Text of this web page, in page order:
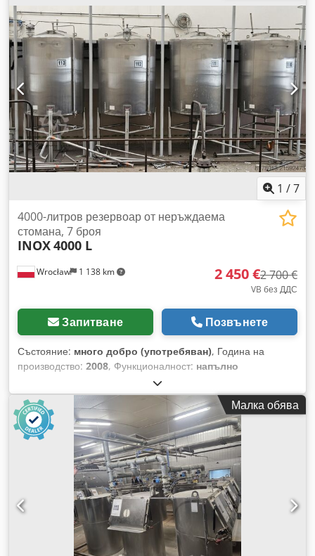
Aeck -Дълбочина: 310 мм -Брой: 1 брой в наличност -Цена:
за брой -Размери: 400/В310 мм -Тегло: 2,4 кг
1 /7
Wrocław 1 138 km
4000-литров резервоар от неръждаема
стомана, 7 броя
INOX4000 L
2 450 €2 700 €
VB без ДДС
Запитване Позвънете
Състояние: много добро (употребяван), Година на
производство: 2008, Функционалност: напълно
, капацитет на резервоар:
капацитет на резервоара:4 000 l, обща ширина:1 600 мм,
обща височина:3 500 мм
, материал на стената:
неръждаема стомана, диаметър на ревизионен отвор:
мм, местоположение на шахтата:Топ, Резервоар от
неръждаема стомана (Inox) – 4 000 л Наличност: 7 броя
Размери и подробности: Вариант 1 (2 броя): Диаметър: 180
см Височина: 250 см Вариант 2 (5 броя): Диаметър: 160 см
Височина: 360 см (възможно скъсяване до 300 см)
Допълнително оборудване: Филтър с пласти: Seitz Orion
40/60 – 2 броя Dodpeyw Tp Hefx Ac Aock
Малка обява